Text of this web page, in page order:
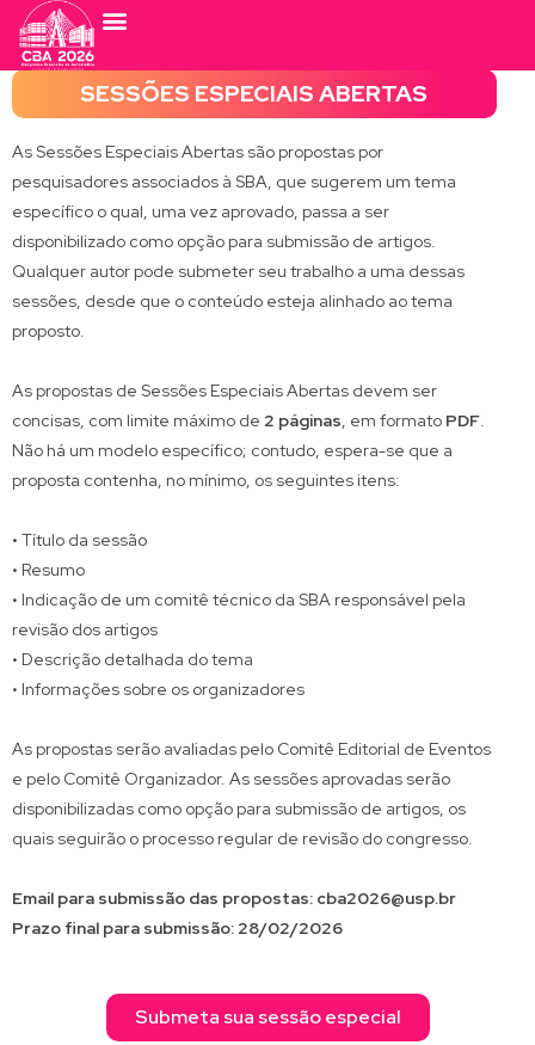
SESSÕES ESPECIAIS ABERTAS
As Sessões Especiais Abertas são propostas por
pesquisadores associados à SBA, que sugerem um tema
específico o qual, uma vez aprovado, passa a ser
disponibilizado como opção para submissão de artigos.
Qualquer autor pode submeter seu trabalho a uma dessas
sessões, desde que o conteúdo esteja alinhado ao tema
proposto.
As propostas de Sessões Especiais Abertas devem ser
concisas, com limite máximo de 2 páginas, em formato PDF.
Não há um modelo específico; contudo, espera-se que a
proposta contenha, no mínimo, os seguintes itens:
• Título da sessão
• Resumo
• Indicação de um comitê técnico da SBA responsável pela
revisão dos artigos
• Descrição detalhada do tema
• Informações sobre os organizadores
As propostas serão avaliadas pelo Comitê Editorial de Eventos
e pelo Comitê Organizador. As sessões aprovadas serão
disponibilizadas como opção para submissão de artigos, os
quais seguirão o processo regular de revisão do congresso.
Email para submissão das propostas: cba2026@usp.br
Prazo final para submissão: 28/02/2026
Submeta sua sessão especial